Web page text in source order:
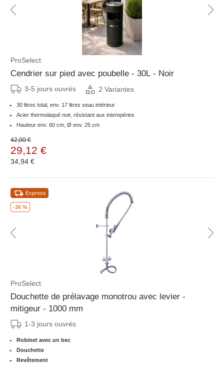
ProSelect
Cendrier sur pied avec poubelle - 30L - Noir
3-5 jours ouvrés 2 Variantes
30 litres total, env. 17 litres seau intérieur
Acier thermolaqué noir, résistant aux intempéries
Hauteur env. 60 cm, Ø env. 25 cm
42,00 €
29,12 €
34,94 €
-36 %
Express
ProSelect
Douchette de prélavage monotrou avec levier -
mitigeur - 1000 mm
1-3 jours ouvrés
Robinet avec un bec
Douchette
Revêtement